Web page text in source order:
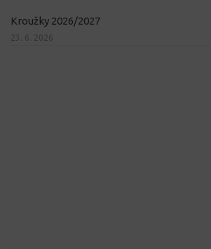
Kroužky 2026/2027
23. 6. 2026